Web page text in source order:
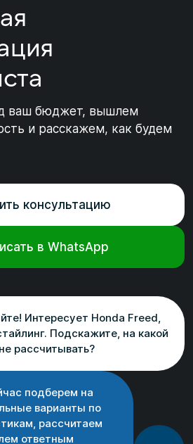
ваш бюджет, вышлем
и расскажем, как будем
консультацию
в WhatsApp
Интересует Honda Freed,
Подскажите, на какой
рассчитывать?
подберем на
варианты по
рассчитаем
ответным